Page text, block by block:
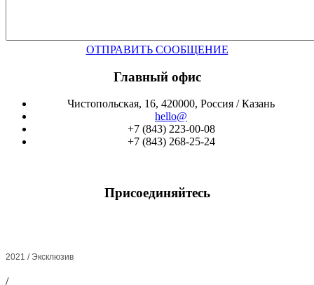
ОТПРАВИТЬ СООБЩЕНИЕ
Главный офис
Чистопольская, 16, 420000, Россия / Казань
hello@
+7 (843) 223-00-08
+7 (843) 268-25-24
Присоединяйтесь
2021 / Эксклюзив
/